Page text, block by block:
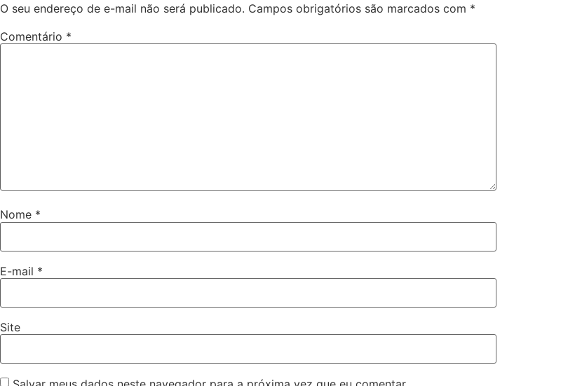
O seu endereço de e-mail não será publicado. Campos obrigatórios são marcados com *
Comentário *
Nome *
E-mail *
Site